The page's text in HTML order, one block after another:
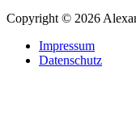
Copyright © 2026
Impressum
Datenschutz